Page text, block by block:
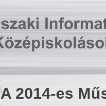
A 2014-es